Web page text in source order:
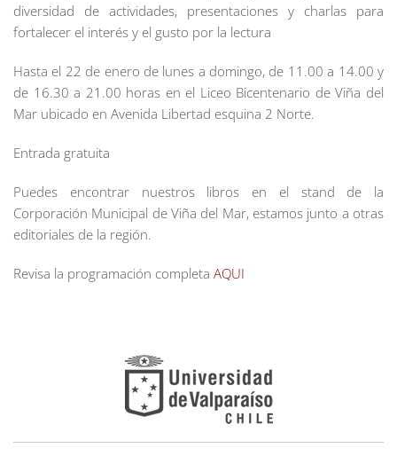
diversidad de actividades, presentaciones y charlas para
fortalecer el interés y el gusto por la lectura
Hasta el 22 de enero de lunes a domingo, de 11.00 a 14.00 y
de 16.30 a 21.00 horas en el Liceo Bicentenario de Viña del
Mar ubicado en Avenida Libertad esquina 2 Norte.
Entrada gratuita
Puedes encontrar nuestros libros en el stand de la
Corporación Municipal de Viña del Mar, estamos junto a otras
editoriales de la región.
Revisa la programación completa AQUI